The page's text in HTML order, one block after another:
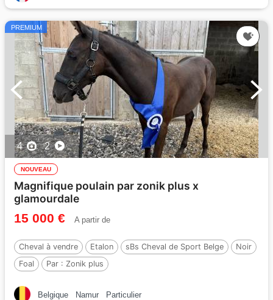
PREMIUM
4 2
NOUVEAU
Magnifique poulain par zonik plus x
glamourdale
15 000 € A partir de
Cheval à vendre Etalon sBs Cheval de Sport Belge
Noir
Foal
Par : Zonik plus
Belgique Namur Particulier